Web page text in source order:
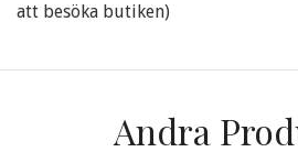
att besöka butiken)
Andra